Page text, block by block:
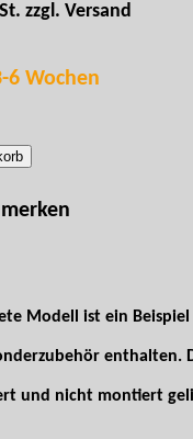
zzgl. Versand
6 Wochen
Modell ist ein
enthalten.
und nicht montiert